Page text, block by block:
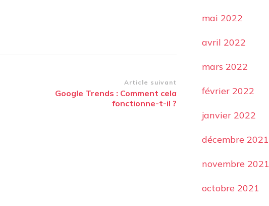
Article suivant
Google Trends : Comment cela
fonctionne-t-il ?
mai 2022
avril 2022
mars 2022
février 2022
janvier 2022
décembre 2021
novembre 2021
octobre 2021